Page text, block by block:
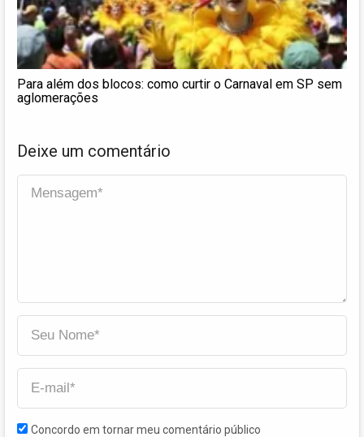
Para além dos blocos: como curtir o Carnaval em SP sem
aglomerações
Deixe um comentário
Concordo em tornar meu comentário público